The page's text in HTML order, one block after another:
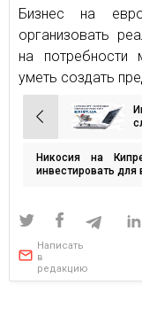
Бизнес на
организовать
на потребности
уметь создать
Навигация
по
записям
Никосия на
инвестировать для
Написать
в
редакцию